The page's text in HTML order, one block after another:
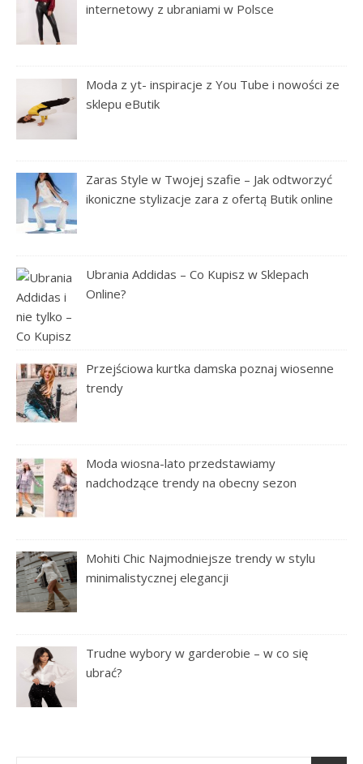
internetowy z ubraniami w Polsce
Moda z yt- inspiracje z You Tube i nowości ze
sklepu eButik
Zaras Style w Twojej szafie – Jak odtworzyć
ikoniczne stylizacje zara z ofertą Butik online
Ubrania Addidas – Co Kupisz w Sklepach
Online?
Przejściowa kurtka damska poznaj wiosenne
trendy
Moda wiosna-lato przedstawiamy
nadchodzące trendy na obecny sezon
Mohiti Chic Najmodniejsze trendy w stylu
minimalistycznej elegancji
Trudne wybory w garderobie – w co się
ubrać?